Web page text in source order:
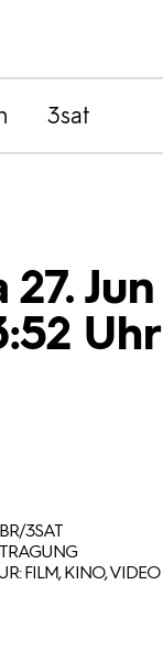
3sat
27. Jun
Uhr
3SAT
FILM, KINO, VIDEO